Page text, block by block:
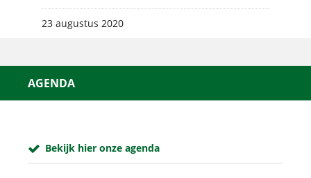
23 augustus 2020
AGENDA
Bekijk hier onze agenda